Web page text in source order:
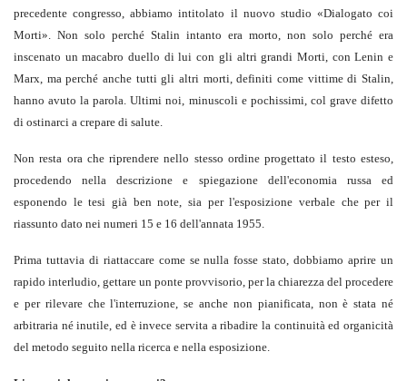
precedente congresso, abbiamo intitolato il nuovo studio «Dialogato coi
Morti». Non solo perché Stalin intanto era morto, non solo perché era
inscenato un macabro duello di lui con gli altri grandi Morti, con Lenin e
Marx, ma perché anche tutti gli altri morti, definiti come vittime di Stalin,
hanno avuto la parola. Ultimi noi, minuscoli e pochissimi, col grave difetto
di ostinarci a crepare di salute.
Non resta ora che riprendere nello stesso ordine progettato il testo esteso,
procedendo nella descrizione e spiegazione dell'economia russa ed
esponendo le tesi già ben note, sia per l'esposizione verbale che per il
riassunto dato nei numeri 15 e 16 dell'annata 1955.
Prima tuttavia di riattaccare come se nulla fosse stato, dobbiamo aprire un
rapido interludio, gettare un ponte provvisorio, per la chiarezza del procedere
e per rilevare che l'interruzione, se anche non pianificata, non è stata né
arbitraria né inutile, ed è invece servita a ribadire la continuità ed organicità
del metodo seguito nella ricerca e nella esposizione.